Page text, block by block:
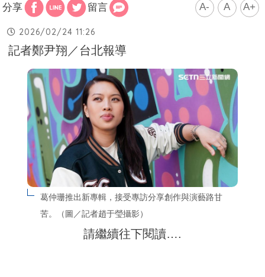
分享 留言 A- A A+
2026/02/24 11:26
記者鄭尹翔／台北報導
葛仲珊推出新專輯，接受專訪分享創作與演藝路甘
苦。（圖／記者趙于瑩攝影）
請繼續往下閱讀….